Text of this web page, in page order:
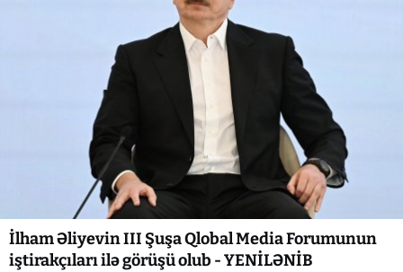
İlham Əliyevin III Şuşa Qlobal Media Forumunun
iştirakçıları ilə görüşü olub - YENİLƏNİB